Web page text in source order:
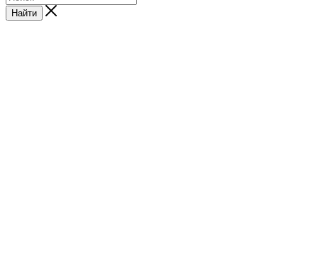
Найти